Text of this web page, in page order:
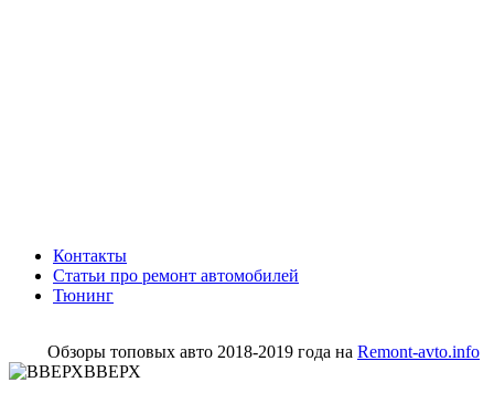
Контакты
Статьи про ремонт автомобилей
Тюнинг
Обзоры топовых авто 2018-2019 года на Remont-avto.info
ВВЕРХ